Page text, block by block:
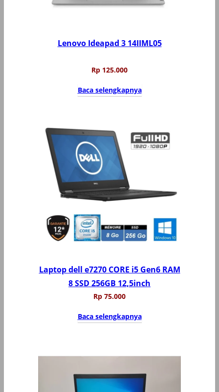
Lenovo Ideapad 3 14IIML05
Rp 125.000
Baca selengkapnya
Laptop dell e7270 CORE i5 Gen6 RAM
8 SSD 256GB 12,5inch
Rp 75.000
Baca selengkapnya